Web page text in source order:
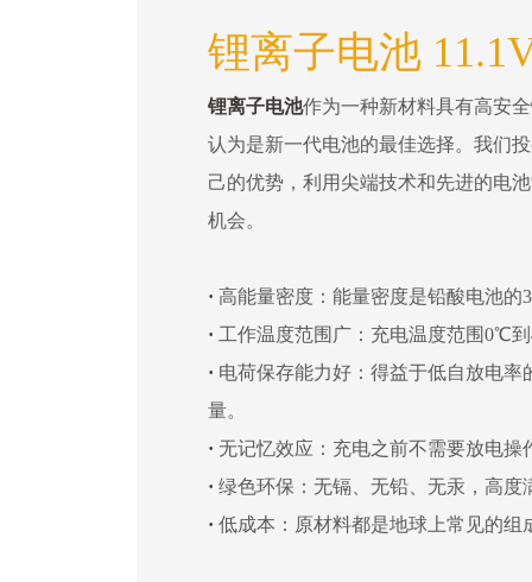
锂离子电池
锂离子电池作为一种新材料具有高安
认为是新一代电池的最佳选择。我们
己的优势，利用尖端技术和先进的电
机会。
· 高能量密度：能量密度是铅酸电池的
· 工作温度范围广：充电温度范围0℃
· 电荷保存能力好：得益于低自放电
量。
· 无记忆效应：充电之前不需要放电操
· 绿色环保：无镉、无铅、无汞，高度
· 低成本：原材料都是地球上常见的组